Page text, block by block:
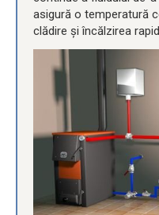
asigură o temperatură
clădire și încălzirea